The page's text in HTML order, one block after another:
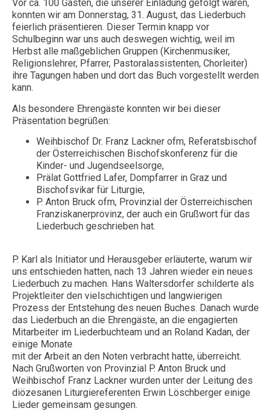
Vor ca. 100 Gästen, die unserer Einladung gefolgt waren,
konnten wir am Donnerstag, 31. August, das Liederbuch
feierlich präsentieren. Dieser Termin knapp vor
Schulbeginn war uns auch deswegen wichtig, weil im
Herbst alle maßgeblichen Gruppen (Kirchenmusiker,
Religionslehrer, Pfarrer, Pastoralassistenten, Chorleiter)
ihre Tagungen haben und dort das Buch vorgestellt werden
kann.
Als besondere Ehrengäste konnten wir bei dieser
Präsentation begrüßen:
Weihbischof Dr. Franz Lackner ofm, Referatsbischof
der Österreichischen Bischofskonferenz für die
Kinder- und Jugendseelsorge,
Prälat Gottfried Lafer, Dompfarrer in Graz und
Bischofsvikar für Liturgie,
P. Anton Bruck ofm, Provinzial der Österreichischen
Franziskanerprovinz, der auch ein Grußwort für das
Liederbuch geschrieben hat.
P. Karl als Initiator und Herausgeber erläuterte, warum wir
uns entschieden hatten, nach 13 Jahren wieder ein neues
Liederbuch zu machen. Hans Waltersdorfer schilderte als
Projektleiter den vielschichtigen und langwierigen
Prozess der Entstehung des neuen Buches. Danach wurde
das Liederbuch an die Ehrengäste, an die engagierten
Mitarbeiter im Liederbuchteam und an Roland Kadan, der
einige Monate
mit der Arbeit an den Noten verbracht hatte, überreicht.
Nach Grußworten von Provinzial P. Anton Bruck und
Weihbischof Franz Lackner wurden unter der Leitung des
diözesanen Liturgiereferenten Erwin Löschberger einige
Lieder gemeinsam gesungen.